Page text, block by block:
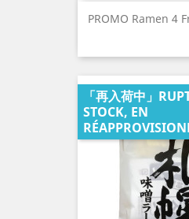
PROMO Ramen 4
「再入荷中」
STOCK, EN